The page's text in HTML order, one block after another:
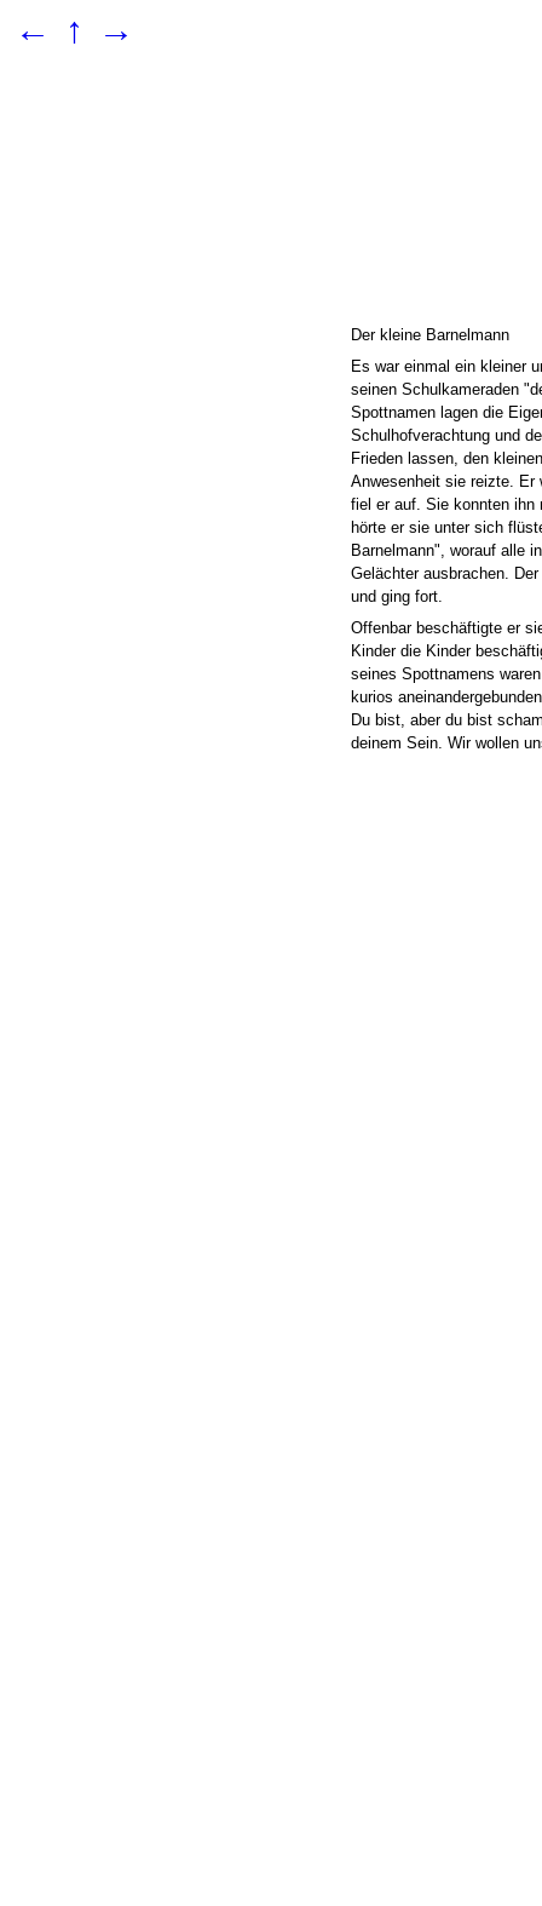
← ↑ →
Der kleine Barnelmann
Es war einmal ein kleiner
seinen Schulkameraden
Spottnamen lagen die
Schulhofverachtung und
Frieden lassen, den
Anwesenheit sie reizte. Er
fiel er auf. Sie konnten ihn
hörte er sie unter sich
Barnelmann", worauf alle
Gelächter ausbrachen.
und ging fort.
Offenbar beschäftigte er
Kinder die Kinder
seines Spottnamens
kurios
Du bist, aber du bist
deinem Sein. Wir wollen